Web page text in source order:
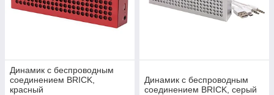
Динамик с беспроводным
соединением BRICK,
красный
Динамик с беспроводным
соединением BRICK, серый